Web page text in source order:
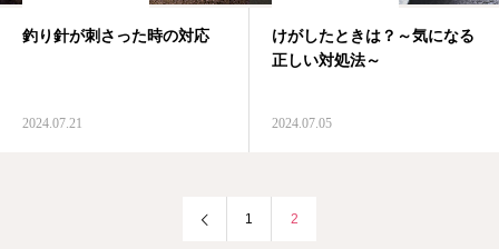
釣り針が刺さった時の対応
2024.07.21
けがしたときは？～気になる
正しい対処法～
2024.07.05
1 2
アクセス